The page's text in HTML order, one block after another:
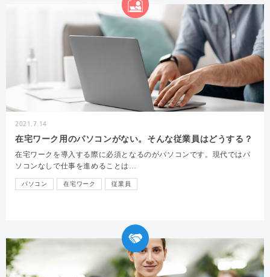
2021.7.14
在宅ワーク用のパソコンがない。そんな従業員はどうする？
在宅ワークを導入する際に必須となるのがパソコンです。現代ではパ
ソコンなしで仕事を進めることは…
パソコン 在宅ワーク 従業員